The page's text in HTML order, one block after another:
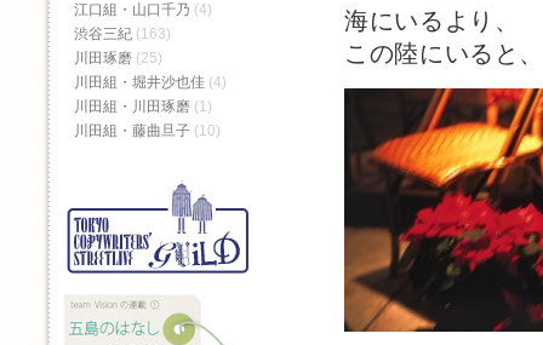
海にいるより、
この陸にいると
江口組・山口千乃 (4)
渋谷三紀 (163)
川田琢磨 (25)
川田組・堀井沙也佳 (4)
川田組・川田琢磨 (1)
川田組・藤曲旦子 (10)